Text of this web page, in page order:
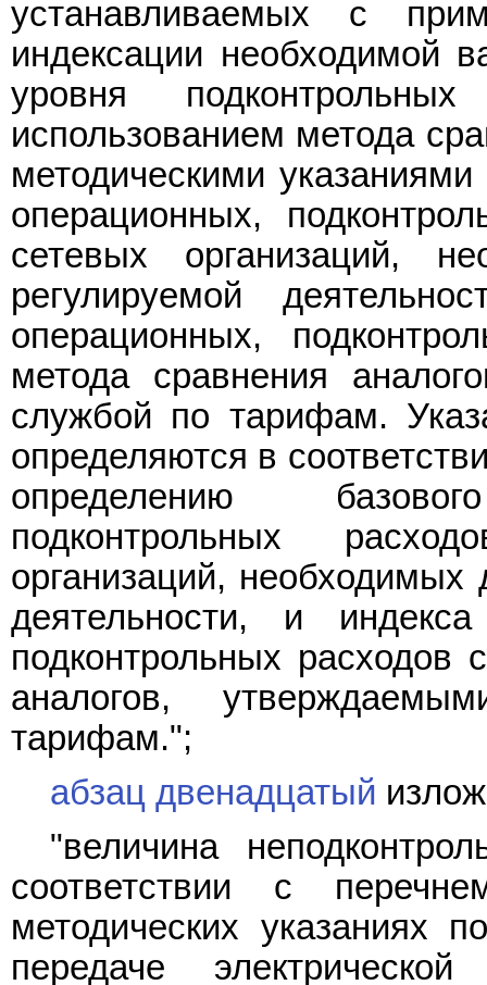
устанавливаемых с
индексации необходимой
уровня
использованием метода
методическими
операционных,
сетевых организаций,
регулируемой
операционных,
метода сравнения
службой по тарифам.
определяются в
определению
подконтрольных
организаций, необходимых
деятельности, и
подконтрольных расходов
аналогов,
тарифам.";
абзац двенадцатый
"величина
соответствии с
методических указаниях
передаче